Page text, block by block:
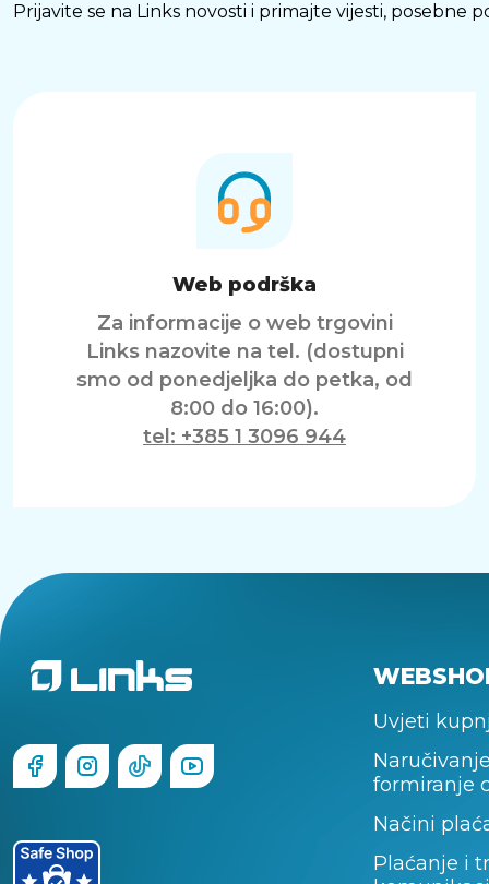
Prijavite se na Links novosti i primajte vijesti, posebne
Web podrška
Za informacije o web trgovini
Links nazovite na tel. (dostupni
smo od ponedjeljka do petka, od
8:00 do 16:00).
tel: +385 1 3096 944
Uvjeti
formiranje
Načini
Plaćanje i